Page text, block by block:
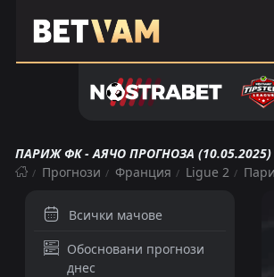
ПАРИЖ ФК - АЯЧО ПРОГНОЗА (10.05.2025)
Прогнози
Франция Ligue 2
Всички мачове
Обосновани прогнози
днес